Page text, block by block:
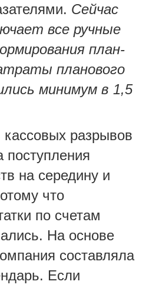
Сейчас
все ручные
план-
планового
минимум в 1,5
разрывов
поступления
на середину и
что
по счетам
На основе
составляла
Если